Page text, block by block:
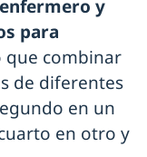
y
para
que combinar
de diferentes
en un
en otro y